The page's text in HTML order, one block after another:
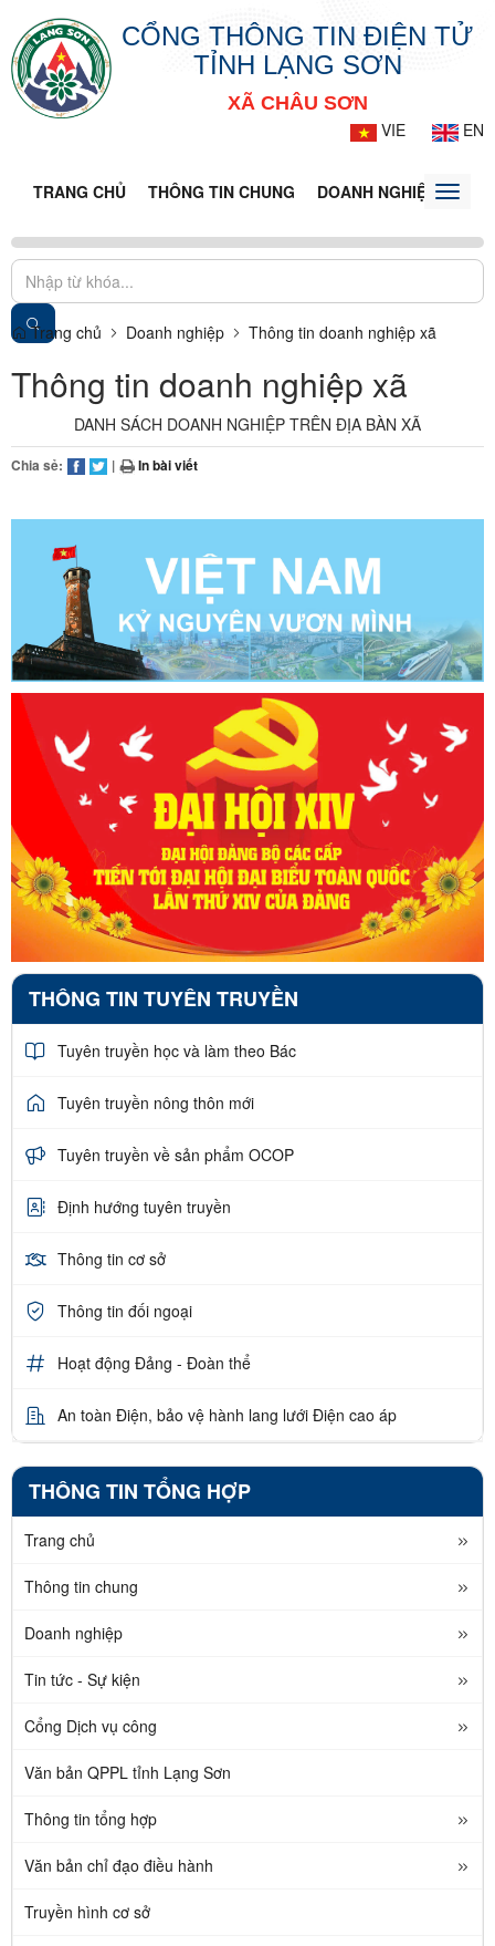
CỔNG THÔNG TIN ĐIỆN TỬ
TỈNH LẠNG SƠN
XÃ CHÂU SƠN
VIE
EN
TRANG CHỦ THÔNG TIN CHUNG DOANH NGHIỆP TIN
Toggle
Trang chủ Doanh nghiệp Thông tin doanh nghiệp xã
Thông tin doanh nghiệp xã
DANH SÁCH DOANH NGHIỆP TRÊN ĐỊA BÀN XÃ
Chia sẻ: | In bài viết
THÔNG TIN TUYÊN TRUYỀN
Tuyên truyền học và làm theo Bác
Tuyên truyền nông thôn mới
Tuyên truyền về sản phẩm OCOP
Định hướng tuyên truyền
Thông tin cơ sở
Thông tin đối ngoại
Hoạt động Đảng - Đoàn thể
An toàn Điện, bảo vệ hành lang lưới Điện cao áp
THÔNG TIN TỔNG HỢP
Trang chủ
Thông tin chung
Doanh nghiệp
Tin tức - Sự kiện
Cổng Dịch vụ công
Văn bản QPPL tỉnh Lạng Sơn
Thông tin tổng hợp
Văn bản chỉ đạo điều hành
Truyền hình cơ sở